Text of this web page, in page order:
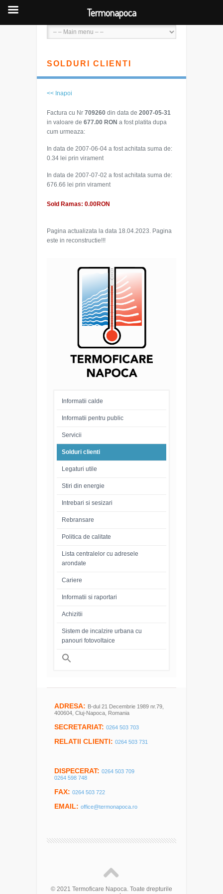
SOLDURI CLIENTI
<< Inapoi
Factura cu Nr 709260 din data de 2007-05-31
in valoare de 677.00 RON a fost platita dupa
cum urmeaza:
In data de 2007-06-04 a fost achitata suma de:
0.34 lei prin virament
In data de 2007-07-02 a fost achitata suma de:
676.66 lei prin virament
Sold Ramas: 0.00RON
Pagina actualizata la data 18.04.2023. Pagina
este in reconstructie!!!
Informatii calde
Informatii pentru public
Servicii
Solduri clienti
Legaturi utile
Stiri din energie
Intrebari si sesizari
Rebransare
Politica de calitate
Lista centralelor cu adresele
arondate
Cariere
Informatii si raportari
Achizitii
Sistem de incalzire urbana cu
panouri fotovoltaice
ADRESA: B-dul 21 Decembrie 1989 nr.79,
400604, Cluj-Napoca, Romania
SECRETARIAT: 0264 503 703
RELATII CLIENTI: 0264 503 731
DISPECERAT: 0264 503 709
0264 598 748
FAX: 0264 503 722
EMAIL: office@termonapoca.ro
© 2021 Termoficare Napoca. Toate drepturile
Termonapoca